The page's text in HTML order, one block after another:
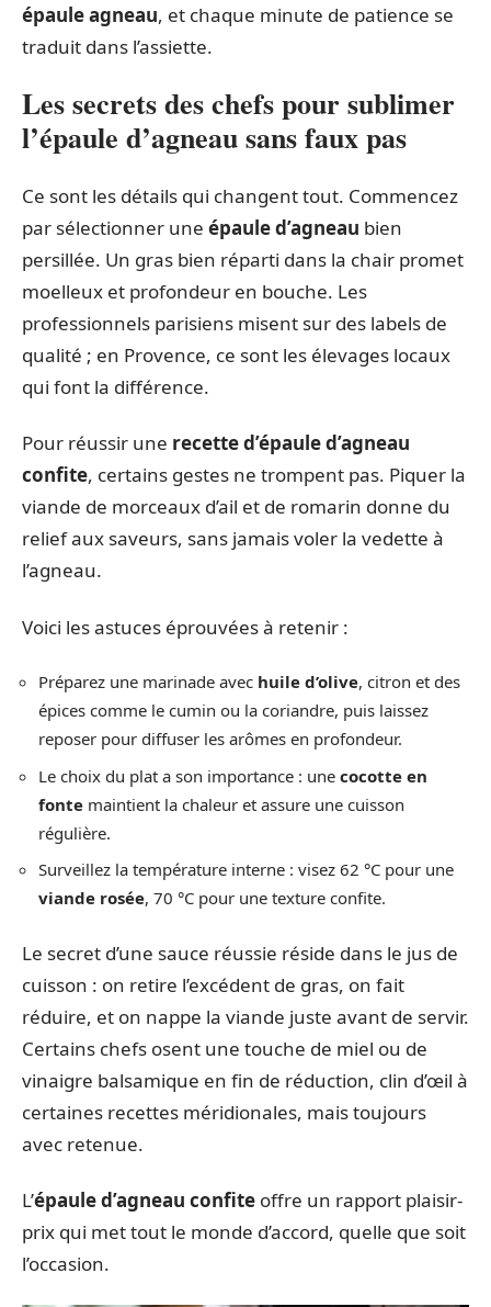
épaule agneau, et chaque minute de patience se
traduit dans l’assiette.
Les secrets des chefs pour sublimer
l’épaule d’agneau sans faux pas
Ce sont les détails qui changent tout. Commencez
par sélectionner une épaule d’agneau bien
persillée. Un gras bien réparti dans la chair promet
moelleux et profondeur en bouche. Les
professionnels parisiens misent sur des labels de
qualité ; en Provence, ce sont les élevages locaux
qui font la différence.
Pour réussir une recette d’épaule d’agneau
confite, certains gestes ne trompent pas. Piquer la
viande de morceaux d’ail et de romarin donne du
relief aux saveurs, sans jamais voler la vedette à
l’agneau.
Voici les astuces éprouvées à retenir :
Préparez une marinade avec huile d’olive, citron et des
épices comme le cumin ou la coriandre, puis laissez
reposer pour diffuser les arômes en profondeur.
Le choix du plat a son importance : une cocotte en
fonte maintient la chaleur et assure une cuisson
régulière.
Surveillez la température interne : visez 62 °C pour une
viande rosée, 70 °C pour une texture confite.
Le secret d’une sauce réussie réside dans le jus de
cuisson : on retire l’excédent de gras, on fait
réduire, et on nappe la viande juste avant de servir.
Certains chefs osent une touche de miel ou de
vinaigre balsamique en fin de réduction, clin d’œil à
certaines recettes méridionales, mais toujours
avec retenue.
L’épaule d’agneau confite offre un rapport plaisir-
prix qui met tout le monde d’accord, quelle que soit
l’occasion.